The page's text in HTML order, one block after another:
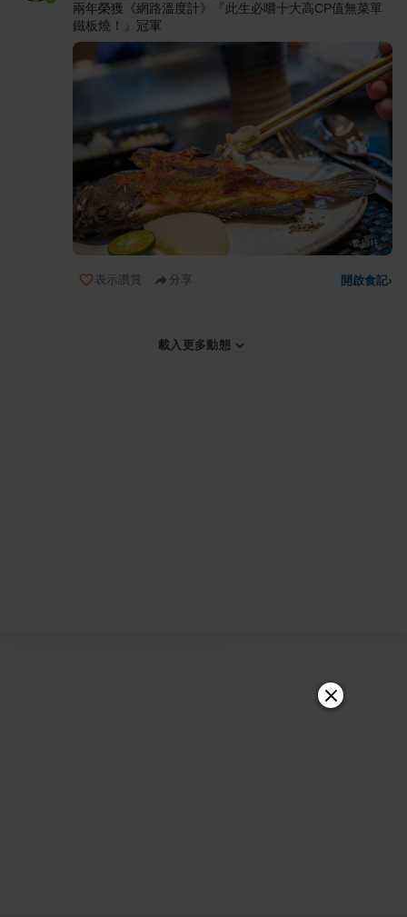
兩年榮獲《網路溫度計》『此生必嚐十大高CP值無菜單
鐵板燒！』冠軍
表示讚賞 分享 開啟食記›
載入更多動態